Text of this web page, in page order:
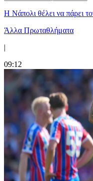
Η Νάπολι θέλει να πάρει
Άλλα Πρωταθλήματα
|
09:12